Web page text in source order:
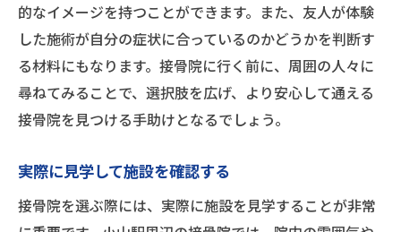
的なイメージを持つことができます。また、友人が体験
した施術が自分の症状に合っているのかどうかを判断す
る材料にもなります。接骨院に行く前に、周囲の人々に
尋ねてみることで、選択肢を広げ、より安心して通える
接骨院を見つける手助けとなるでしょう。
実際に見学して施設を確認する
接骨院を選ぶ際には、実際に施設を見学することが非常